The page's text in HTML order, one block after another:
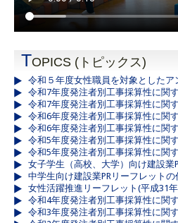
TOPICS (トピックス)
令和５年度女性職員を対象としたア
令和7年度発注者別工事採算性に関
令和7年度発注者別工事採算性に関
令和6年度発注者別工事採算性に関
令和6年度発注者別工事採算性に関
令和5年度発注者別工事採算性に関
令和5年度発注者別工事採算性に関
女子学生（高校、大学）向け建設業
中学生向け建設業PRリーフレットの
女性活躍推進リーフレット(平成31
令和4年度発注者別工事採算性に関
令和3年度発注者別工事採算性に関